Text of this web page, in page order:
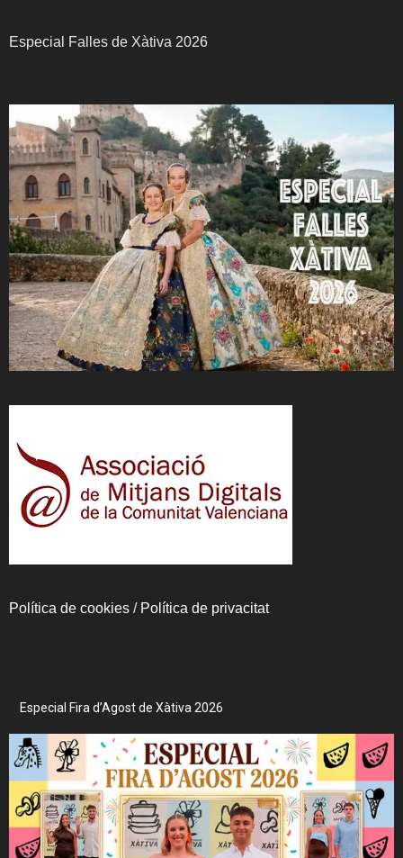
Especial Falles de Xàtiva 2026
Política de cookies / Política de privacitat
Especial Fira d’Agost de Xàtiva 2026